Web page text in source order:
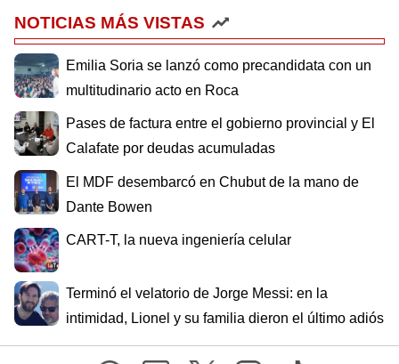
NOTICIAS MÁS VISTAS
Emilia Soria se lanzó como precandidata con un
multitudinario acto en Roca
Pases de factura entre el gobierno provincial y El
Calafate por deudas acumuladas
El MDF desembarcó en Chubut de la mano de
Dante Bowen
CART-T, la nueva ingeniería celular
Terminó el velatorio de Jorge Messi: en la
intimidad, Lionel y su familia dieron el último adiós